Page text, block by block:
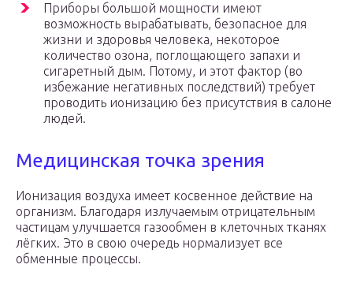
Приборы большой мощности имеют
возможность вырабатывать, безопасное для
жизни и здоровья человека, некоторое
количество озона, поглощающего запахи и
сигаретный дым. Потому, и этот фактор (во
избежание негативных последствий) требует
проводить ионизацию без присутствия в салоне
людей.
Медицинская точка зрения
Ионизация воздуха имеет косвенное действие на
организм. Благодаря излучаемым отрицательным
частицам улучшается газообмен в клеточных тканях
лёгких. Это в свою очередь нормализует все
обменные процессы.